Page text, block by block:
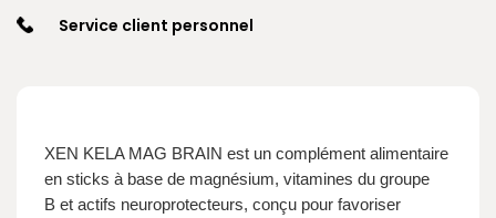
Service client personnel
XEN KELA MAG BRAIN est un complément alimentaire
en sticks à base de magnésium, vitamines du groupe
B et actifs neuroprotecteurs, conçu pour favoriser